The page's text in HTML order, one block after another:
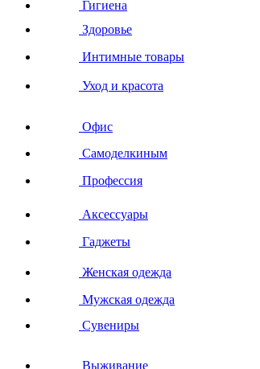
Гигиена
Здоровье
Интимные товары
Уход и красота
Офис
Самоделкиным
Профессия
Аксессуары
Гаджеты
Женская одежда
Мужская одежда
Сувениры
Выживание